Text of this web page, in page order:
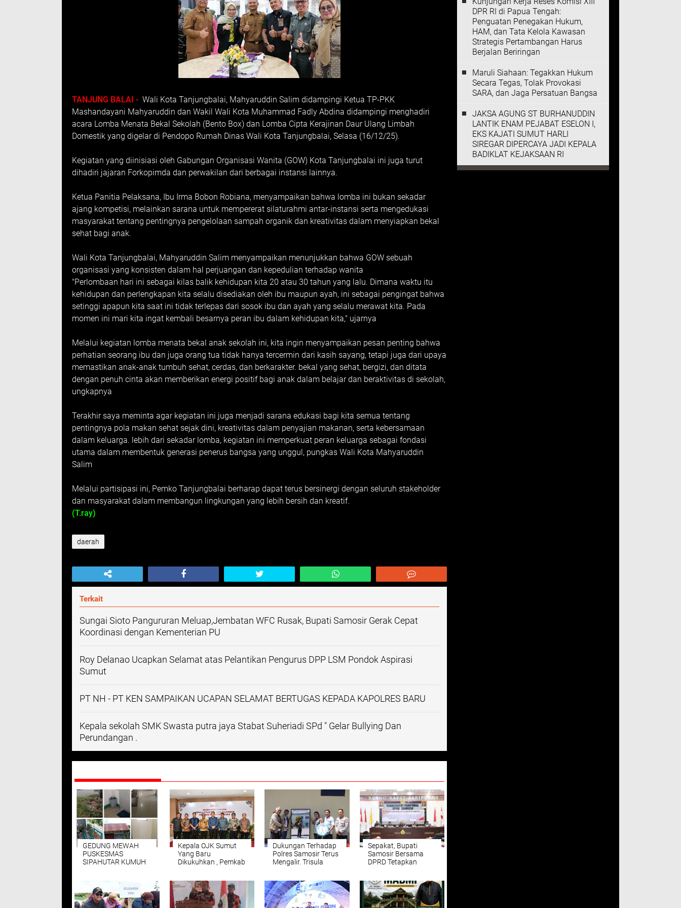
TANJUNG BALAI - Wali Kota Tanjungbalai, Mahyaruddin Salim didampingi Ketua TP-PKK
Mashandayani Mahyaruddin dan Wakil Wali Kota Muhammad Fadly Abdina didampingi menghadiri
acara Lomba Menata Bekal Sekolah (Bento Box) dan Lomba Cipta Kerajinan Daur Ulang Limbah
Domestik yang digelar di Pendopo Rumah Dinas Wali Kota Tanjungbalai, Selasa (16/12/25).
Kegiatan yang diinisiasi oleh Gabungan Organisasi Wanita (GOW) Kota Tanjungbalai ini juga turut
dihadiri jajaran Forkopimda dan perwakilan dari berbagai instansi lainnya.
Ketua Panitia Pelaksana, Ibu Irma Bobon Robiana, menyampaikan bahwa lomba ini bukan sekadar
ajang kompetisi, melainkan sarana untuk mempererat silaturahmi antar-instansi serta mengedukasi
masyarakat tentang pentingnya pengelolaan sampah organik dan kreativitas dalam menyiapkan bekal
sehat bagi anak.
Wali Kota Tanjungbalai, Mahyaruddin Salim menyampaikan menunjukkan bahwa GOW sebuah
organisasi yang konsisten dalam hal perjuangan dan kepedulian terhadap wanita
"Perlombaan hari ini sebagai kilas balik kehidupan kita 20 atau 30 tahun yang lalu. Dimana waktu itu
kehidupan dan perlengkapan kita selalu disediakan oleh ibu maupun ayah, ini sebagai pengingat bahwa
setinggi apapun kita saat ini tidak terlepas dari sosok ibu dan ayah yang selalu merawat kita. Pada
momen ini mari kita ingat kembali besarnya peran ibu dalam kehidupan kita," ujarnya
Melalui kegiatan lomba menata bekal anak sekolah ini, kita ingin menyampaikan pesan penting bahwa
perhatian seorang ibu dan juga orang tua tidak hanya tercermin dari kasih sayang, tetapi juga dari upaya
memastikan anak-anak tumbuh sehat, cerdas, dan berkarakter. bekal yang sehat, bergizi, dan ditata
dengan penuh cinta akan memberikan energi positif bagi anak dalam belajar dan beraktivitas di sekolah,
ungkapnya
Terakhir saya meminta agar kegiatan ini juga menjadi sarana edukasi bagi kita semua tentang
pentingnya pola makan sehat sejak dini, kreativitas dalam penyajian makanan, serta kebersamaan
dalam keluarga. lebih dari sekadar lomba, kegiatan ini memperkuat peran keluarga sebagai fondasi
utama dalam membentuk generasi penerus bangsa yang unggul, pungkas Wali Kota Mahyaruddin
Salim
Melalui partisipasi ini, Pemko Tanjungbalai berharap dapat terus bersinergi dengan seluruh stakeholder
dan masyarakat dalam membangun lingkungan yang lebih bersih dan kreatif.
(T.ray)
daerah
Terkait
Sungai Sioto Pangururan Meluap,Jembatan WFC Rusak, Bupati Samosir Gerak Cepat
Koordinasi dengan Kementerian PU
Roy Delanao Ucapkan Selamat atas Pelantikan Pengurus DPP LSM Pondok Aspirasi
Sumut
PT NH - PT KEN SAMPAIKAN UCAPAN SELAMAT BERTUGAS KEPADA KAPOLRES BARU
Kepala sekolah SMK Swasta putra jaya Stabat Suheriadi SPd " Gelar Bullying Dan
Perundangan .
GEDUNG MEWAH
PUSKESMAS
SIPAHUTAR KUMUH
DAN JKN DI DESAK
USUT KEJARI
Kepala OJK Sumut
Yang Baru
Dikukuhkan , Pemkab
Pertumbuhan
Ekonomi Daerah
Dukungan Terhadap
Polres Samosir Terus
Mengalir. Trisula
dan Cermin Kepada
Kapolres Samosir.
Sepakat, Bupati
Samosir Bersama
DPRD Tetapkan
Pelaksanaan APBD
Tahun Anggaran
2025 dan Perda
DPR RI di Papua Tengah:
Penguatan Penegakan Hukum,
HAM, dan Tata Kelola Kawasan
Strategis Pertambangan Harus
Berjalan Beriringan
Maruli Siahaan: Tegakkan Hukum
Secara Tegas, Tolak Provokasi
SARA, dan Jaga Persatuan Bangsa
JAKSA AGUNG ST BURHANUDDIN
LANTIK ENAM PEJABAT ESELON I,
EKS KAJATI SUMUT HARLI
SIREGAR DIPERCAYA JADI KEPALA
BADIKLAT KEJAKSAAN RI